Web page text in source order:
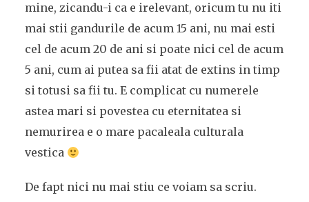
mine, zicandu-i ca e irelevant, oricum tu nu iti
mai stii gandurile de acum 15 ani, nu mai esti
cel de acum 20 de ani si poate nici cel de acum
5 ani, cum ai putea sa fii atat de extins in timp
si totusi sa fii tu. E complicat cu numerele
astea mari si povestea cu eternitatea si
nemurirea e o mare pacaleala culturala
vestica
De fapt nici nu mai stiu ce voiam sa scriu.